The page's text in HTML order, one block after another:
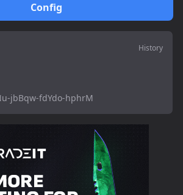
Config
History
jbBqw-fdYdo-hphrM